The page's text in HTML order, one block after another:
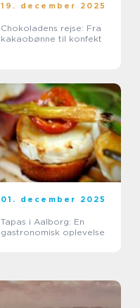
19. december 2025
Chokoladens rejse: Fra
kakaobønne til konfekt
01. december 2025
Tapas i Aalborg: En
gastronomisk oplevelse